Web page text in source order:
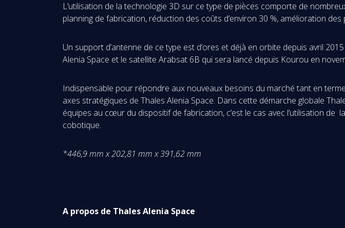
L’utilisation de la technologie 3D sur ce type de pièces comporte de
planning de fabrication, réduction des coûts d’environ 30 %, amélioration
Un support d’antenne de ce type est d’ores et déjà en orbite depuis avril
Alenia Space et le satellite Arabsat 6B qui sera lancé depuis Kourou en
Indispensable pour répondre aux nouveaux besoins du marché tant en
axes stratégiques de Thales Alenia Space. Dans cette démarche globale
équipes au cœur du dispositif de fabrication, c’est le cas avec l’utilisation
cobotique.
*446,9 mm x 202,81 mm x 391,62 mm
A propos de Thales Alenia Space